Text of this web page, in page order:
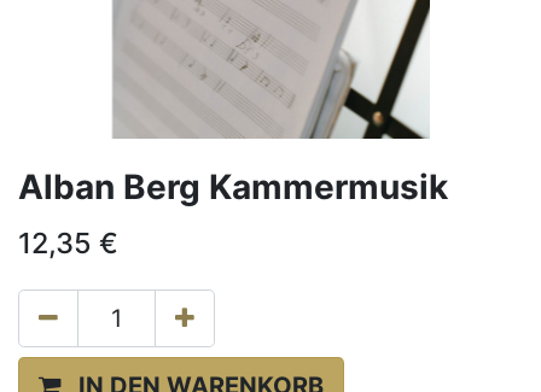
Alban Berg Kammermusik
12,35 €
IN DEN WARENKORB